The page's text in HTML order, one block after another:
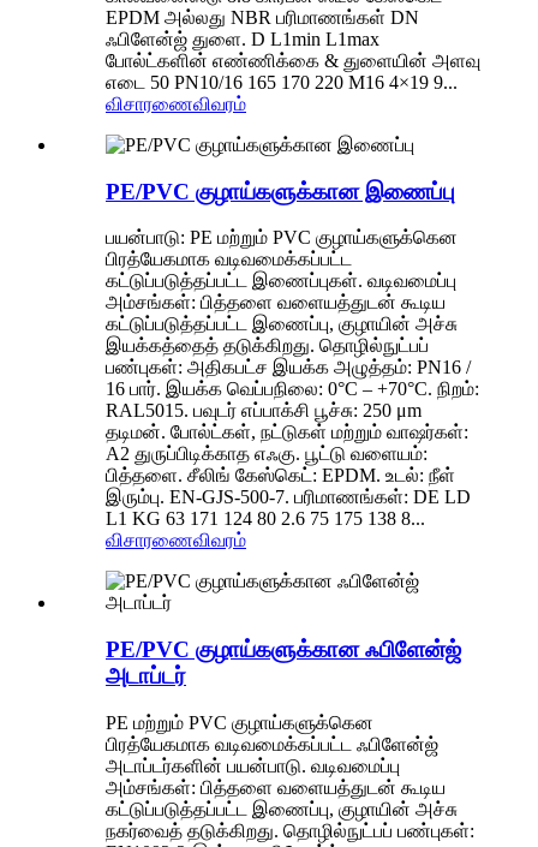
EPDM அல்லது NBR பரிமாணங்கள் DN
ஃபிளேன்ஜ் துளை. D L1min L1max
போல்ட்களின் எண்ணிக்கை & துளையின் அளவு
எடை 50 PN10/16 165 170 220 M16 4×19 9...
விசாரணைவிவரம்
PE/PVC குழாய்களுக்கான இணைப்பு
பயன்பாடு: PE மற்றும் PVC குழாய்களுக்கென
பிரத்யேகமாக வடிவமைக்கப்பட்ட
கட்டுப்படுத்தப்பட்ட இணைப்புகள். வடிவமைப்பு
அம்சங்கள்: பித்தளை வளையத்துடன் கூடிய
கட்டுப்படுத்தப்பட்ட இணைப்பு, குழாயின் அச்சு
இயக்கத்தைத் தடுக்கிறது. தொழில்நுட்பப்
பண்புகள்: அதிகபட்ச இயக்க அழுத்தம்: PN16 /
16 பார். இயக்க வெப்பநிலை: 0°C – +70°C. நிறம்:
RAL5015. பவுடர் எப்பாக்சி பூச்சு: 250 μm
தடிமன். போல்ட்கள், நட்டுகள் மற்றும் வாஷர்கள்:
A2 துருப்பிடிக்காத எஃகு. பூட்டு வளையம்:
பித்தளை. சீலிங் கேஸ்கெட்: EPDM. உடல்: நீள்
இரும்பு. EN-GJS-500-7. பரிமாணங்கள்: DE LD
L1 KG 63 171 124 80 2.6 75 175 138 8...
விசாரணைவிவரம்
PE/PVC குழாய்களுக்கான ஃபிளேன்ஜ்
அடாப்டர்
PE மற்றும் PVC குழாய்களுக்கென
பிரத்யேகமாக வடிவமைக்கப்பட்ட ஃபிளேன்ஜ்
அடாப்டர்களின் பயன்பாடு. வடிவமைப்பு
அம்சங்கள்: பித்தளை வளையத்துடன் கூடிய
கட்டுப்படுத்தப்பட்ட இணைப்பு, குழாயின் அச்சு
நகர்வைத் தடுக்கிறது. தொழில்நுட்பப் பண்புகள்: